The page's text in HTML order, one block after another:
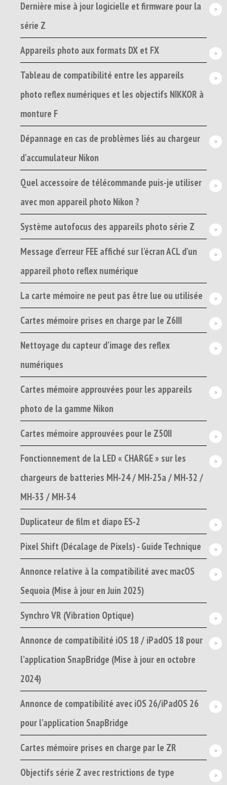
Dernière mise à jour logicielle et firmware pour la
série Z
Appareils photo aux formats DX et FX
Tableau de compatibilité entre les appareils
photo reflex numériques et les objectifs NIKKOR à
monture F
Dépannage en cas de problèmes liés au chargeur
d'accumulateur Nikon
Quel accessoire de télécommande puis-je utiliser
avec mon appareil photo Nikon ?
Système autofocus des appareils photo série Z
Message d'erreur FEE affiché sur l'écran ACL d'un
appareil photo reflex numérique
La carte mémoire ne peut pas être lue ou utilisée
Cartes mémoire prises en charge par le Z6III
Nettoyage du capteur d’image des reflex
numériques
Cartes mémoire approuvées pour les appareils
photo de la gamme Nikon
Cartes mémoire approuvées pour le Z50II
Fonctionnement de la LED « CHARGE » sur les
chargeurs de batteries MH-24 / MH-25a / MH-32 /
MH-33 / MH-34
Duplicateur de film et diapo ES-2
Pixel Shift (Décalage de Pixels) - Guide Technique
Annonce relative à la compatibilité avec macOS
Sequoia (Mise à jour en Juin 2025)
Synchro VR (Vibration Optique)
Annonce de compatibilité iOS 18 / iPadOS 18 pour
l’application SnapBridge (Mise à jour en octobre
2024)
Annonce de compatibilité avec iOS 26/iPadOS 26
pour l’application SnapBridge
Cartes mémoire prises en charge par le ZR
Objectifs série Z avec restrictions de type